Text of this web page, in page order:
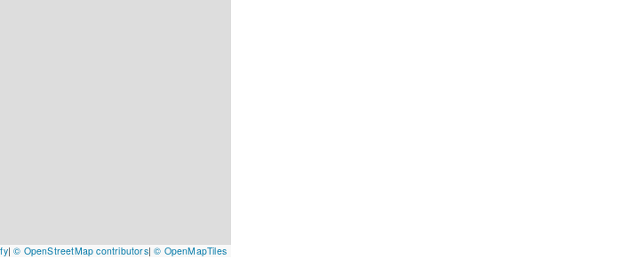
|© OpenStreetMap contributors|© OpenMapTiles